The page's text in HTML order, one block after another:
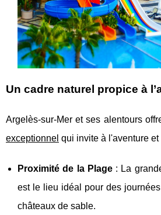
Un cadre naturel propice à
Argelès-sur-Mer et ses alentours
exceptionnel qui invite à l'aventure
Proximité de la Plage: La
est le lieu idéal pour des
châteaux de sable.